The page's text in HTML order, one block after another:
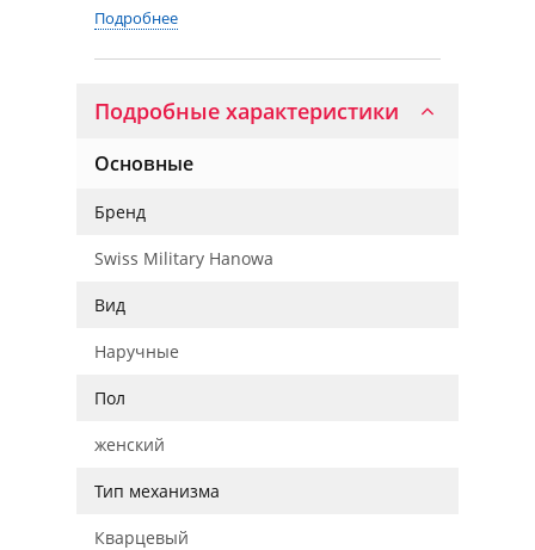
Подробнее
Подробные характеристики
Основные
Бренд
Swiss Military Hanowa
Вид
Наручные
Пол
женский
Тип механизма
Кварцевый